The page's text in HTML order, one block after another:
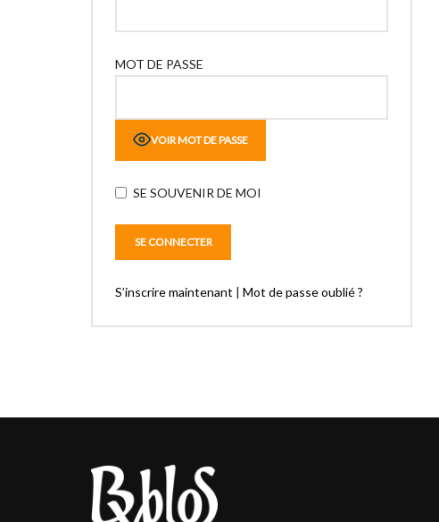
MOT DE PASSE
VOIR MOT DE PASSE
SE SOUVENIR DE MOI
S’inscrire maintenant | Mot de passe oublié ?